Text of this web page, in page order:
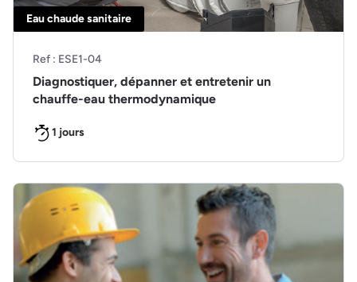
Ref : ESE1-04
Diagnostiquer, dépanner et entretenir un
chauffe-eau thermodynamique
1 jours
Eau chaude sanitaire